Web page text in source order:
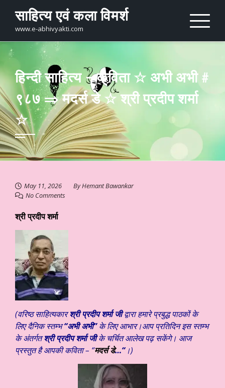
content
साहित्य एवं कला विमर्श
www.e-abhivyakti.com
हिन्दी साहित्य – कविता ☆ अभी अभी #
९८७ ⇒ मदर्स डे ☆ श्री प्रदीप शर्मा
☆
May 11, 2026 ByHemant Bawankar
No Comments
श्री प्रदीप शर्मा
(वरिष्ठ साहित्यकारश्री प्रदीप शर्मा जीद्वारा हमारे प्रबुद्ध पाठकों के
लिए दैनिक स्तम्भ“अभी अभी”के लिए आभार।आप प्रतिदिन इस स्तम्भ
के अंतर्गतश्री प्रदीप शर्मा जीके चर्चित आलेख पढ़ सकेंगे। आज
प्रस्तुत है आपकी कविता – “मदर्स डे…“।)